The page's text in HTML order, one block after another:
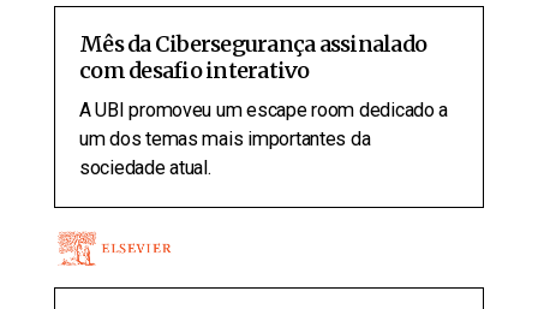
Mês da Cibersegurança assinalado
com desafio interativo
A UBI promoveu um escape room dedicado a
um dos temas mais importantes da
sociedade atual.